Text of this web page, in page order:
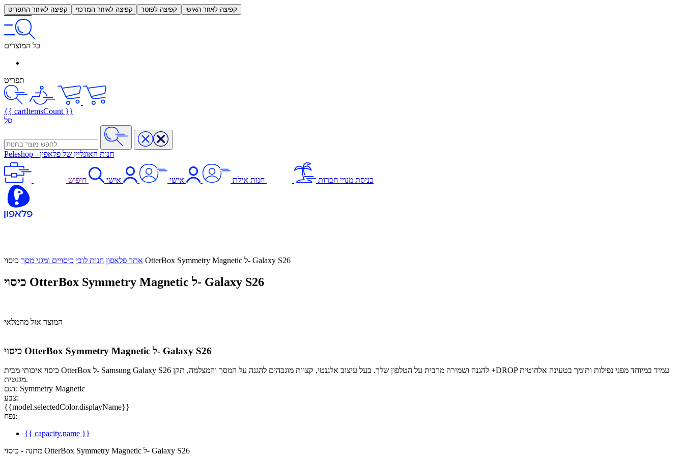
קפיצה לאיזור התפריט קפיצה לאיזור המרכזי קפיצה לפוטר קפיצה לאזור האישי
כל המוצרים
תפריט
{{ cartItemsCount }}
סל
Peleshop - חנות האונליין של פלאפון
כניסת מנויי חברות חנות אילת אישי אישי חיפוש
אתר פלאפון חנות לובי כיסויים ומגני מסך כיסוי OtterBox Symmetry Magnetic ל- Galaxy S26
כיסוי OtterBox Symmetry Magnetic ל- Galaxy S26
המוצר אזל מהמלאי
כיסוי OtterBox Symmetry Magnetic ל- Galaxy S26
כיסוי איכותי מבית OtterBox ל- Samsung Galaxy S26 להגנה ושמירה מרבית על הטלפון שלך. בעל עיצוב אלגנטי, קצוות מוגבהים להגנה על המסך והמצלמה, תקן +DROP עמיד במיוחד מפני נפילות ותומך בטעינה אלחוטית
מגנטית.
דגם: Symmetry Magnetic
צבע:
{{model.selectedColor.displayName}}
נפח:
{{ capacity.name }}
מתנה - כיסוי OtterBox Symmetry Magnetic ל- Galaxy S26